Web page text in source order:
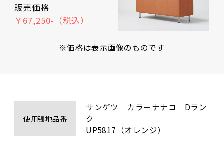
販売価格
￥67,250-（税込）
※価格は表示画像のものです
使用張地品番
サンゲツ　カラーナナコ　Dラン
ク
UP5817（オレンジ）